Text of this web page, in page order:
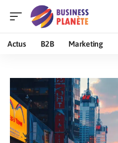
Actus B2B Marketing